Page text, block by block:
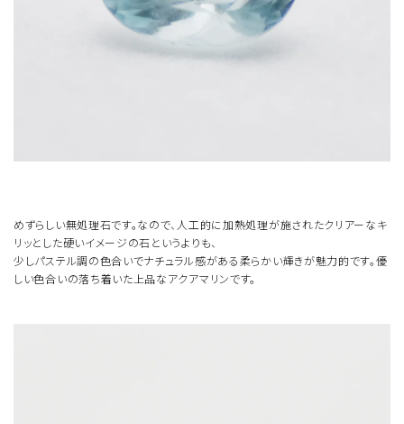
めずらしい無処理石です。なので、人工的に加熱処理が施されたクリアーなキ
リッとした硬いイメージの石というよりも、
少しパステル調の色合いでナチュラル感がある柔らかい輝きが魅力的です。優
しい色合いの落ち着いた上品なアクアマリンです。